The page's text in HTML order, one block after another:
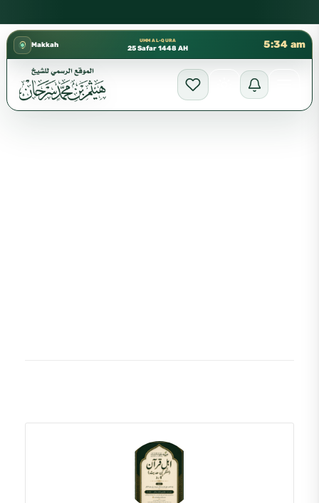
Makkah
UMM AL-QURA
25 Safar 1448 AH 5:34 am